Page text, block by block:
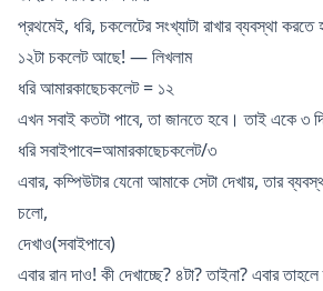
প্রথমেই, ধরি, চকলেটের সংখ্যাটা রাখার ব্যবস্থা
১২টা চকলেট আছে! — লিখলাম
ধরি আমারকাছেচকলেট = ১২
এখন সবাই কতটা পাবে, তা জানতে হবে। তাই একে ৩
ধরি সবাইপাবে=আমারকাছেচকলেট/৩
এবার, কম্পিউটার যেনো আমাকে সেটা দেখায়, তার
চলো,
দেখাও(সবাইপাবে)
এবার রান দাও! কী দেখাচ্ছে? ৪টা? তাইনা? এবার